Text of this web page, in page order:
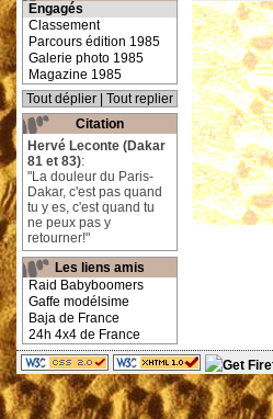
Engagés
Classement
Parcours édition 1985
Galerie photo 1985
Magazine 1985
Tout déplier
Tout replier
Citation
Hervé Leconte (Dakar
81 et 83):
"La douleur du Paris-
Dakar, c'est pas quand
tu y es, c'est quand tu
ne peux pas y
retourner!"
Les liens amis
Raid Babyboomers
Gaffe modélsime
Baja de France
24h 4x4 de France